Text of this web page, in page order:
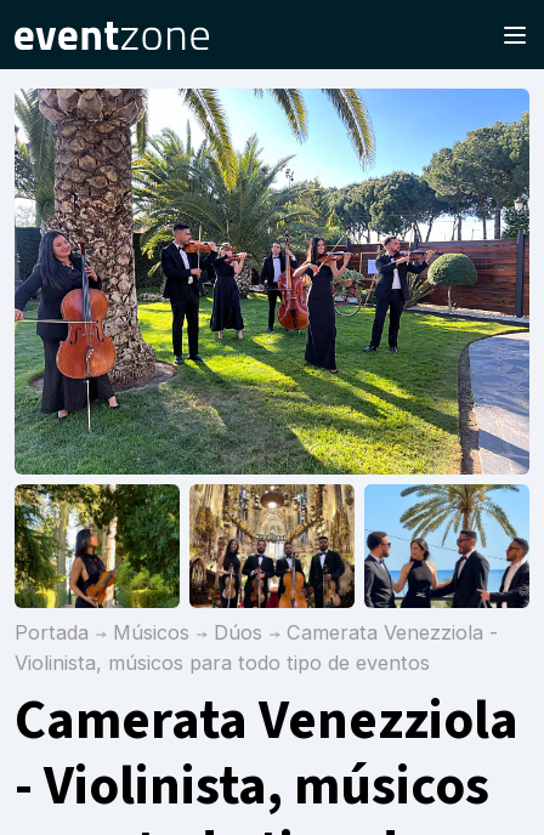
Portada Músicos Dúos
Camerata Venezziola -
Violinista, músicos para todo tipo de eventos
Camerata Venezziola
- Violinista, músicos